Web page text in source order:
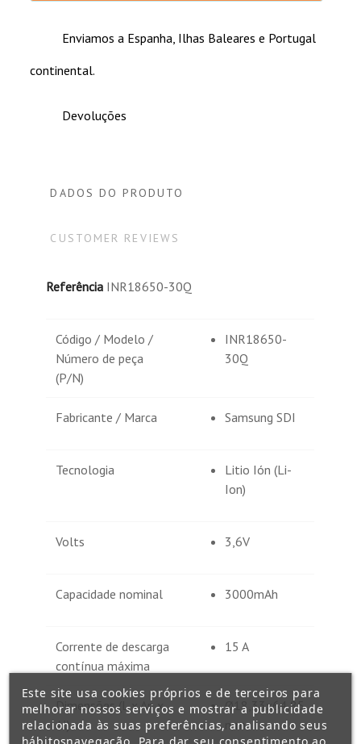
Enviamos a Espanha, Ilhas Baleares e Portugal
continental.
Devoluções
DADOS DO PRODUTO
CUSTOMER REVIEWS
Referência INR18650-30Q
Código / Modelo /
Número de peça
(P/N)
INR18650-
30Q
Fabricante / Marca Samsung SDI
Tecnologia
Litio Ión (Li-
Ion)
Volts 3,6V
Capacidade nominal 3000mAh
Corrente de descarga
contínua máxima
15 A
Dimensões (L x An x
Al)
Ø18,33x64,85
mm
Este site usa cookies próprios e de terceiros para
melhorar nossos serviços e mostrar a publicidade
relacionada às suas preferências, analisando seus
hábitosnavegação. Para dar seu consentimento ao